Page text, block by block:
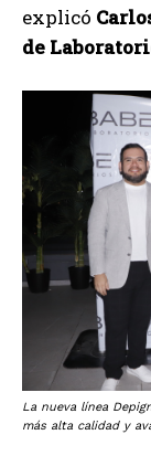
explicó
de
La nueva línea
más alta calidad y